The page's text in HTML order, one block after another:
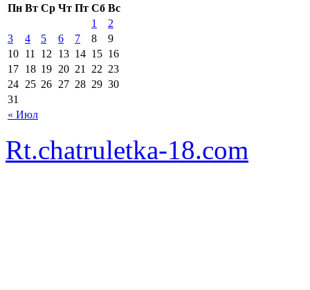
Пн Вт Ср Чт Пт Сб Вс
« Июл
1
2
3
4 5 6 7 8
9
10 11 12 13 14 15 16
17 18 19 20 21 22 23
24 25 26 27 28 29 30
31
Rt.chatruletka-18.com